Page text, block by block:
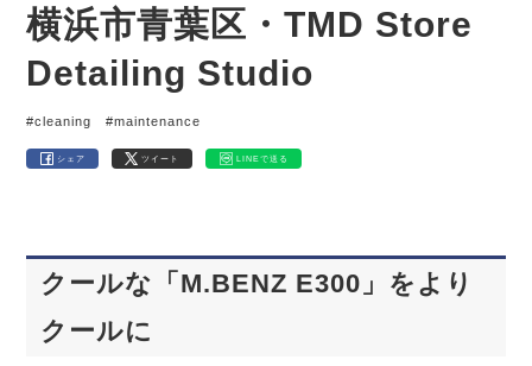
横浜市青葉区・TMD Store
Detailing Studio
#cleaning #maintenance
シェア ツイート LINEで送る
クールな「M.BENZ E300」をより
クールに